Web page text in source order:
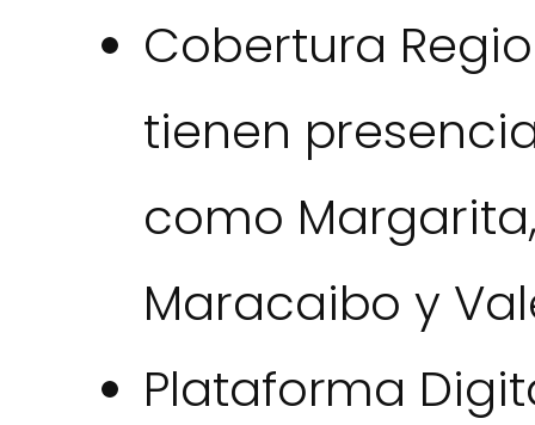
Cobertura
tienen
como
Maracaibo y
Plataforma